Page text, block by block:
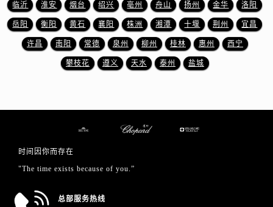
浙江省绍兴市越城区胜利东路379号世茂天际中心写字楼8层805室萧邦售后服务中心（需提前预约）
浙江省舟山市定海区解放东路萧邦售后服务中心（需提前预约）
澳门特别行政区大堂区议事亭前地（新马路）萧邦售后服务中心（需提前预约）
澳门特别行政区嘉模堂区官也街萧邦售后服务中心（需提前预约）
临沂 淮安 烟台 绍兴 亳州 舟山 扬州 金华 洛阳
岳阳 衡阳 黄石 襄阳 株洲 湘潭 十堰 荆州 宜昌
许昌 南阳 常德 泉州 柳州 桂林 惠州 西宁
攀枝花 遵义 天水 泰州 盐城
时间因你而存在
"The time exists because of you.”
总部服务热线